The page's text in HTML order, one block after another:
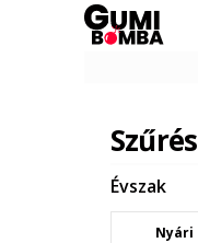
Szűrés
Évszak
Nyári